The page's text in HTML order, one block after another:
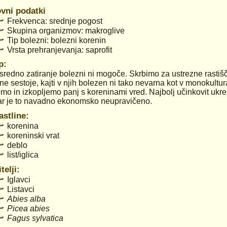
podatki
Frekvenca: srednje pogost
Skupina organizmov: makroglive
Tip bolezni: bolezni korenin
Vrsta prehranjevanja: saprofit
zatiranje bolezni ni mogoče. Skrbimo za ustrezne
sestoje, kajti v njih bolezen ni tako nevarna kot v
in izkopljemo panj s koreninami vred. Najbolj učinkovit
je to navadno ekonomsko neupravičeno.
korenina
koreninski vrat
deblo
list/iglica
Iglavci
Listavci
Abies alba
Picea abies
Fagus sylvatica